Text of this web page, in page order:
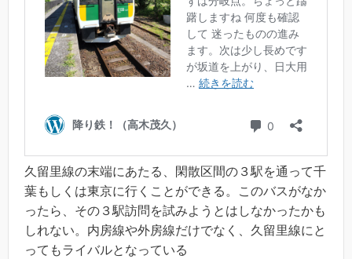
久留里線の末端にあたる、閑散区間の３駅を通って千
葉もしくは東京に行くことができる。このバスがなか
ったら、その３駅訪問を試みようとはしなかったかも
しれない。内房線や外房線だけでなく、久留里線にと
ってもライバルとなっている